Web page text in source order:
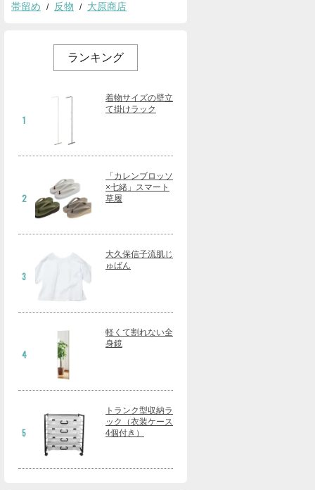
帯留め 反物 大原商店
ランキング
1
着物サイズの壁立
て掛けラック
2
「カレンブロッソ
×七緒」スマート
草履
3
大久保信子流肌じ
ゅばん
4
軽くて割れない全
身鏡
5
トランク型収納ラ
ック（衣装ケース
4個付き）